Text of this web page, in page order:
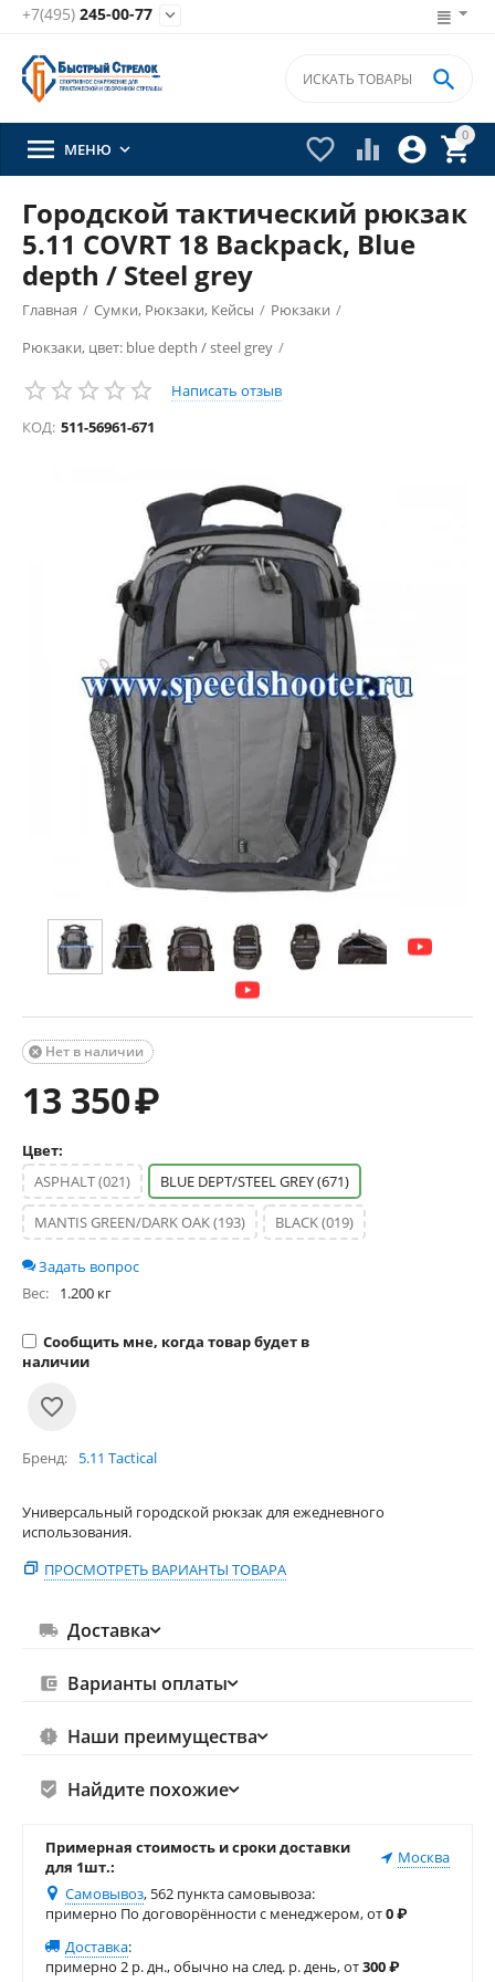
+7(495) 245-00-77 
0


 

 МЕНЮ 
Городской тактический рюкзак
5.11 COVRT 18 Backpack, Blue
depth / Steel grey
Главная / Сумки, Рюкзаки, Кейсы / Рюкзаки /
Рюкзаки, цвет: blue depth / steel grey /
Написать отзыв
КОД: 511-56961-671
Нет в наличии

13 350₽
Цвет:
ASPHALT (021)
BLUE DEPT/STEEL GREY (671)
MANTIS GREEN/DARK OAK (193) BLAСK (019)
Задать вопрос
Вес:
1.200 кг
Сообщить мне, когда товар будет в
наличии
Бренд 5.11 Tactical
Универсальный городской рюкзак для ежедневного
использования.
ПРОСМОТРЕТЬ ВАРИАНТЫ ТОВАРА
Доставка
Варианты оплаты
Наши преимущества
Найдите похожие
Примерная стоимость и сроки доставки
для 1шт.:
Москва
Самовывоз, 562 пункта самовывоза:
примерно По договорённости с менеджером, от0₽
Доставка:
примерно 2 р. дн., обычно на след. р. день, от300₽